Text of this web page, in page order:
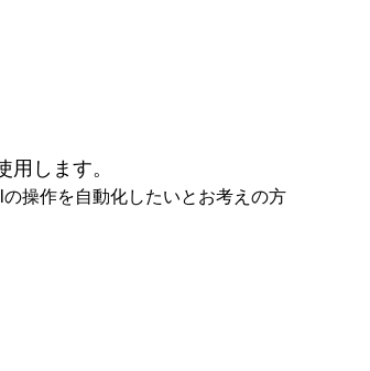
します。
操作を自動化したいとお考えの方